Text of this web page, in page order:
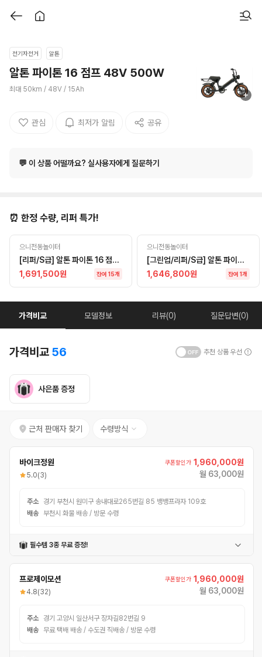
전기자전거 알톤
알톤 파이톤 16 점프 48V 500W
최대 50km / 48V / 15Ah
관심 최저가 알림 공유
💬 이 상품 어떨까요? 실사용자에게 질문하기
⏰ 한정 수량, 리퍼 특가!
으니전동놀이터
[리퍼/S급] 알톤 파이톤 16 점프 48V 500W 26년식
1,691,500원
잔여 15개
으니전동놀이터
[그린업/리퍼/S급] 알톤 파이톤 16 점프 48V 500W
1,646,800원
잔여 1개
가격비교 모델정보 리뷰(0) 질문답변(0)
가격비교 56 추천 상품 우선
사은품 증정
근처 판매자 찾기 수령방식
바이크정원
5.0(3)
쿠폰할인가 1,960,000원
월 63,000원
주소
경기 부천시 원미구 송내대로265번길 85 뱅뱅프라자 109호
배송
부천시 화물 배송 / 방문 수령
필수템 3종 무료 증정!
프로제이모션
4.8(32)
쿠폰할인가 1,960,000원
월 63,000원
주소
경기 고양시 일산서구 장자길82번길 9
배송
무료 택배 배송 / 수도권 직배송 / 방문 수령